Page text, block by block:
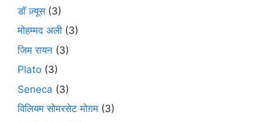
डॉ ज़्यूस(3)
मोहम्मद अली (3)
जिम रायन (3)
Plato (3)
Seneca (3)
विलियम सोमरसेट मोग़म (3)